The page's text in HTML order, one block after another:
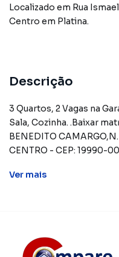
Localizado em Rua
Centro em Platina.
Descrição
3 Quartos, 2 Vagas na
Sala, Cozinha. .Baixar
BENEDITO
CENTRO - CEP: 19990-
próprios. Permite
comprador, até o limite
Ver mais